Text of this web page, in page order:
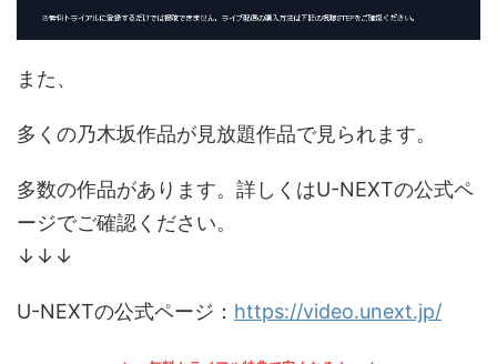
また、
多くの乃木坂作品が見放題作品で見られます。
多数の作品があります。詳しくはU-NEXTの公式ペ
ージでご確認ください。
↓↓↓
U-NEXTの公式ページ： https://video.unext.jp/